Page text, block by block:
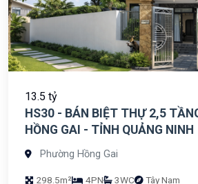
13.5 tỷ
HS30 - BÁN BIỆT THỰ 2,5
HỒNG GAI - TỈNH QUẢNG NINH
Phường Hồng Gai
298.5m² 4PN 3WC Tây Nam